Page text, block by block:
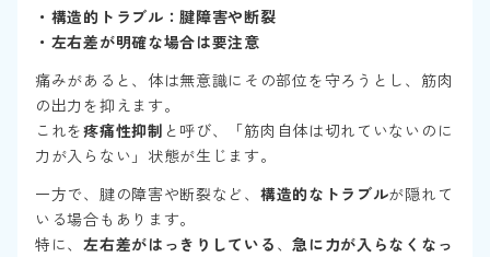
・構造的トラブル：腱障害や断裂
・左右差が明確な場合は要注意
痛みがあると、体は無意識にその部位を守ろうとし、筋肉
の出力を抑えます。
これを疼痛性抑制 と呼び、「筋肉自体は切れていないのに
力が入らない」状態が生じます。
一方で、腱の障害や断裂など、 構造的なトラブルが隠れて
いる場合もあります。
特に、左右差がはっきりしている 、急に力が入らなくなっ